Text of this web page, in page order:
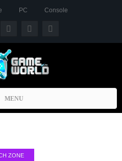
PC Console
MENU
ZONE